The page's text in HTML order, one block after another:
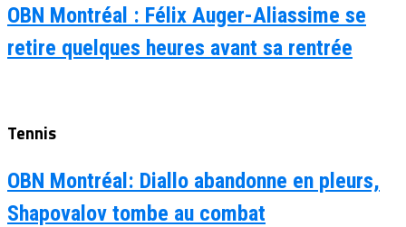
OBN Montréal : Félix Auger-Aliassime se
retire quelques heures avant sa rentrée
Tennis
OBN Montréal: Diallo abandonne en pleurs,
Shapovalov tombe au combat